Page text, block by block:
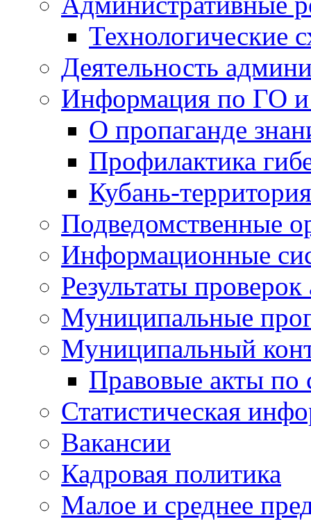
Технологические
Деятельность
Информация по ГО
О пропаганде
Профилактика
Кубань-
Подведомственные
Информационные
Результаты
Муниципальные
Муниципальный
Правовые акты по
Статистическая
Вакансии
Кадровая политика
Малое и среднее